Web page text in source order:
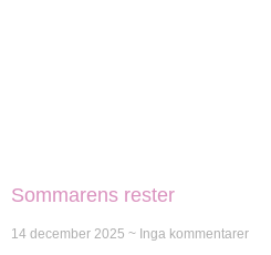
Sommarens rester
14 december 2025 Inga kommentarer